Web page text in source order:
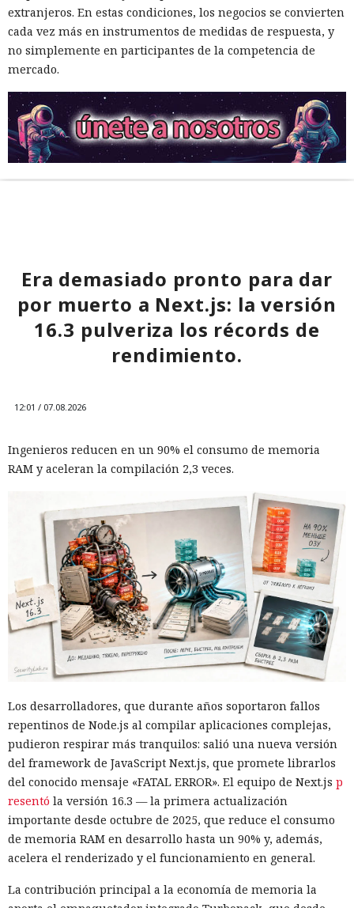
extranjeros. En estas condiciones, los negocios se convierten
cada vez más en instrumentos de medidas de respuesta, y
no simplemente en participantes de la competencia de
mercado.
Era demasiado pronto para dar
por muerto a Next.js: la versión
16.3 pulveriza los récords de
rendimiento.
12:01 / 07.08.2026
Ingenieros reducen en un 90% el consumo de memoria
RAM y aceleran la compilación 2,3 veces.
Los desarrolladores, que durante años soportaron fallos
repentinos de Node.js al compilar aplicaciones complejas,
pudieron respirar más tranquilos: salió una nueva versión
del framework de JavaScript Next.js, que promete librarlos
del conocido mensaje «FATAL ERROR». El equipo de Next.js p
resentó la versión 16.3 — la primera actualización
importante desde octubre de 2025, que reduce el consumo
de memoria RAM en desarrollo hasta un 90% y, además,
acelera el renderizado y el funcionamiento en general.
La contribución principal a la economía de memoria la